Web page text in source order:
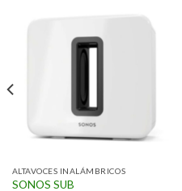
ALTAVOCES INALÁMBRICOS
SONOS SUB